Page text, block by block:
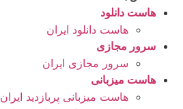
هاست دانلود
هاست دانلود ایران
سرور مجازی
سرور مجازی ایران
هاست میزبانی
هاست میزبانی پربازدید ایران